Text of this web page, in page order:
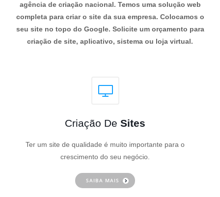
agência de criação nacional. Temos uma solução web
completa para criar o site da sua empresa. Colocamos o
seu site no topo do Google. Solicite um orçamento para
criação de site, aplicativo, sistema ou loja virtual.
Criação De Sites
Ter um site de qualidade é muito importante para o
crescimento do seu negócio.
SAIBA MAIS